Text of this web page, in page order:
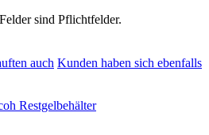
sind Pflichtfelder.
auch Kunden haben sich ebenfalls
Restgelbehälter